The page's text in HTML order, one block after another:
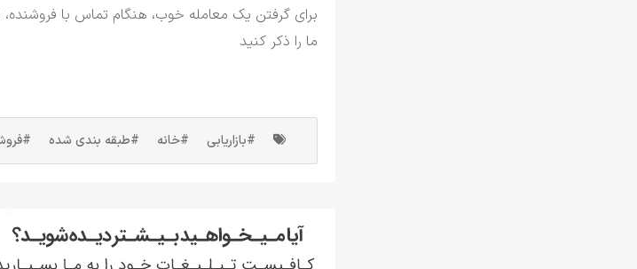
برای گرفتن یک معامله خوب، هنگام تماس با
ما را ذکر کنید
#بازاریابی #خانه #طبقه بندی شده